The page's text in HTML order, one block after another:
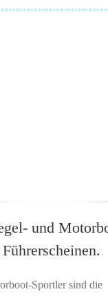
und
Sportler sind die